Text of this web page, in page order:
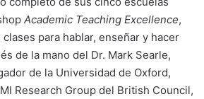
Academic Teaching Excellence,
para hablar, enseñar y hacer
de la mano del Dr. Mark Searle,
de la Universidad de Oxford,
Research Group del British Council,